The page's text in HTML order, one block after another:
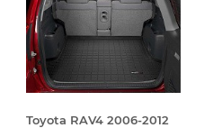
Toyota RAV4 2006-2012